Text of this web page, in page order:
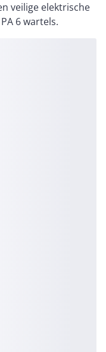
veilige elektrische
6 wartels.